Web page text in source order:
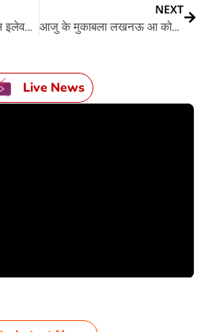
दिल्ली कैपिटल बनाम किंग्स इलेवन पंजाब के बीचे आजु होई टक्कर
NEXT
आजु के मुकाबला लखनऊ आ कोलकाता के बीच:अगर LSG जीत गइल त अंक तालिका के टॉप 2 में जगह बनावे के मौका बा
Live News